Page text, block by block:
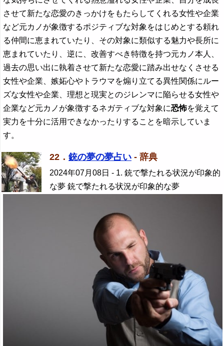
させて新たな恋愛のきっかけをもたらしてくれる女性や企業
など元カノが象徴するポジティブな対象をはじめとする頼れ
る仲間に恵まれていたり、その対象に類似する魅力や長所に
恵まれていたり、逆に、改善すべき特徴を持つ元カノ本人、
過去の思い出に執着させて新たな恋愛に踏み出せなくさせる
女性や企業、嫉妬心やトラウマを煽り立てる異性関係にルー
ズな女性や企業、理想と現実とのジレンマに陥らせる女性や
企業など元カノが象徴するネガティブな対象に恐怖を覚えて
実力を十分に活用できなかったりすることを暗示していま
す。
22． 銃の夢の夢占い - 辞典
2024年07月08日 - 1. 銃で撃たれる状況が印象的
な夢 銃で撃たれる状況が印象的な夢